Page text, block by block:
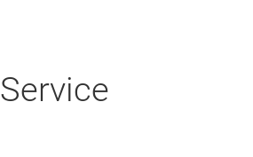
Service